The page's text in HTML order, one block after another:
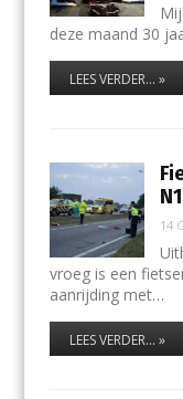
deze maand 30
LEES VERDER... »
14
vroeg is een
aanrijding met…
LEES VERDER... »